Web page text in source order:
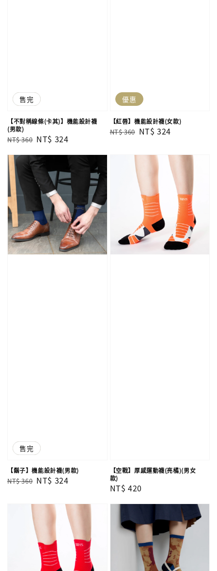
優惠
售完
【不對稱線條(卡其)】機能設計襪
(男款)
Regular
NT$ 360 Sale
NT$ 324
優惠
【紅唇】機能設計襪(女款)
Regular
NT$ 360 Sale
NT$ 324
優惠
售完
【鬍子】機能設計襪(男款)
Regular
NT$ 360 Sale
NT$ 324
【空戰】厚感運動襪(亮橘)(男女
款)
Regular
NT$ 420